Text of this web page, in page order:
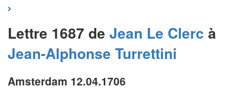
Lettre 1687 de Jean Le Clerc à
Jean-Alphonse Turrettini
Amsterdam 12.04.1706